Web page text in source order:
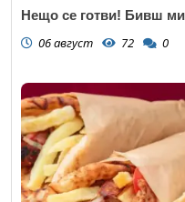
Нещо се готви! Бивш
06 август 72 0